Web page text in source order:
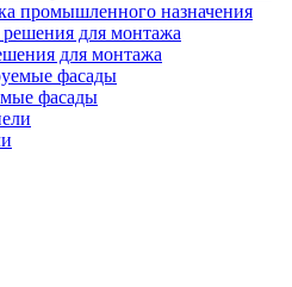
промышленного назначения
для монтажа
фасады